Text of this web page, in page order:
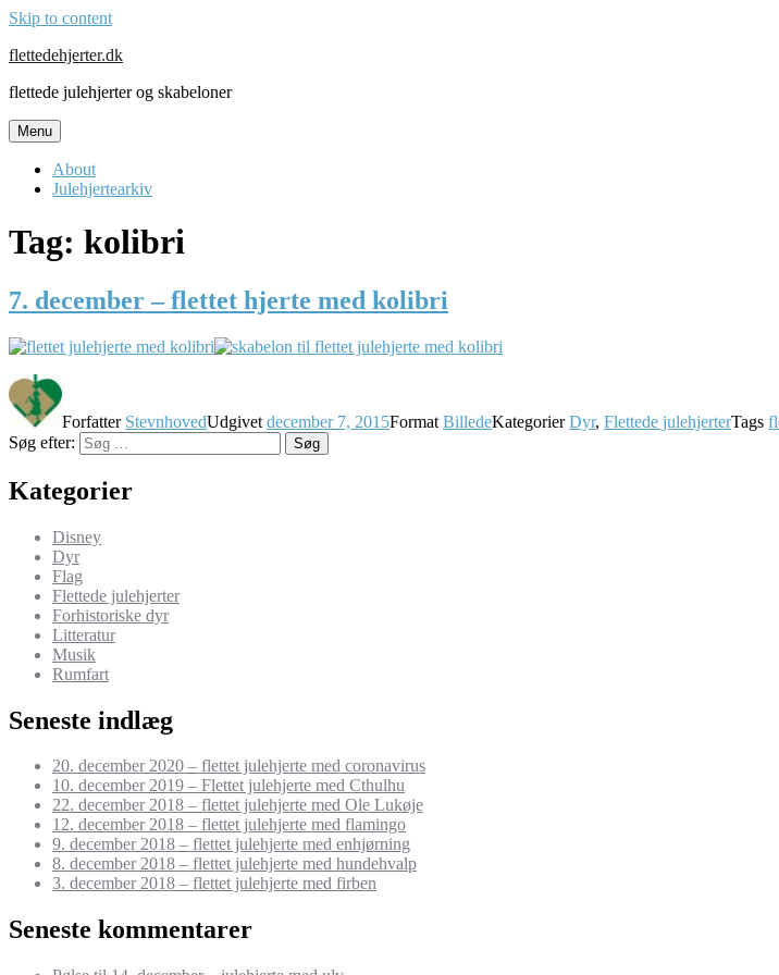
Skip to content
flettedehjerter.dk
flettede julehjerter og skabeloner
Menu
About
Julehjertearkiv
Tag: kolibri
7. december – flettet hjerte med kolibri
Forfatter StevnhovedUdgivet december 7, 2015Format BilledeKategorierDyr, Flettede julehjerterTags
Søg efter:
Søg
Kategorier
Disney
Dyr
Flag
Flettede julehjerter
Forhistoriske dyr
Litteratur
Musik
Rumfart
Seneste indlæg
20. december 2020 – flettet julehjerte med coronavirus
10. december 2019 – Flettet julehjerte med Cthulhu
22. december 2018 – flettet julehjerte med Ole Lukøje
12. december 2018 – flettet julehjerte med flamingo
9. december 2018 – flettet julehjerte med enhjørning
8. december 2018 – flettet julehjerte med hundehvalp
3. december 2018 – flettet julehjerte med firben
Seneste kommentarer